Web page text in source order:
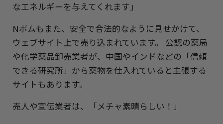
なエネルギーを与えてくれます」
Nボムもまた、安全で合法的なように見せかけて、
ウェブサイト上で売り込まれています。 公認の薬局
や化学薬品卸売業者が、中国やインドなどの「信頼
できる研究所」から薬物を仕入れていると主張する
サイトもあります。
売人や宣伝業者は、「メチャ素晴らしい！」